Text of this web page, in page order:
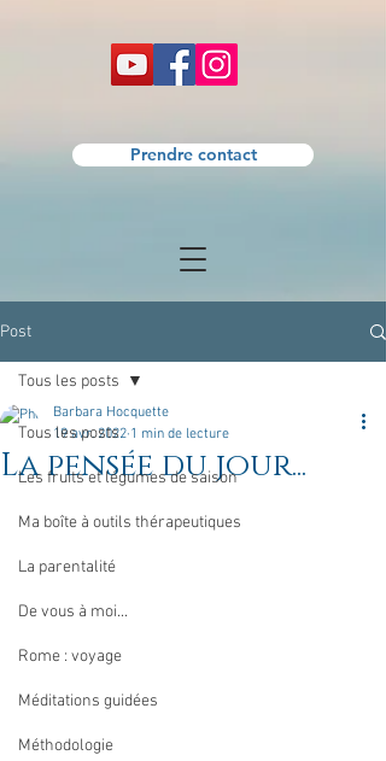
Prendre contact
Post
Tous les posts
Les fruits et légumes de saison
Ma boîte à outils thérapeutiques
La parentalité
De vous à moi...
Rome : voyage
Méditations guidées
Méthodologie
Tous les posts
La pensée du jour...
Barbara Hocquette
19 avr. 2022 1 min de lecture